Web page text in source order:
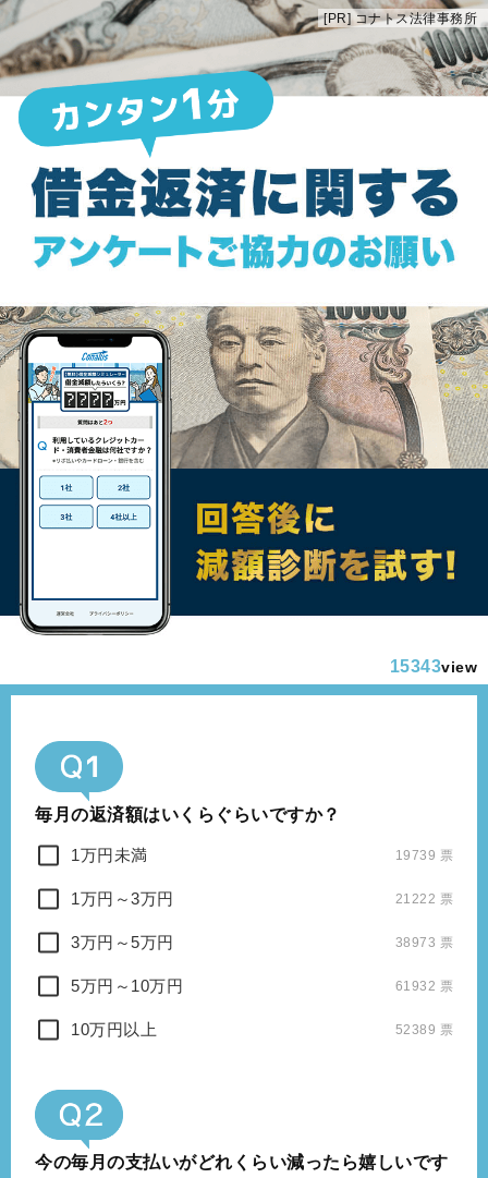
[PR] コナトス法律事務所
15343view
毎月の返済額はいくらぐらいですか？
1万円未満 19739 票
1万円～3万円 21222 票
3万円～5万円 38973 票
5万円～10万円 61932 票
10万円以上 52389 票
今の毎月の支払いがどれくらい減ったら嬉しいです